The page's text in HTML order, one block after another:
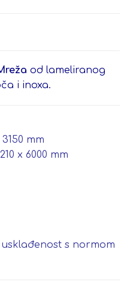
od lameliranog
i inoxa.
mm
x 6000 mm
s normom